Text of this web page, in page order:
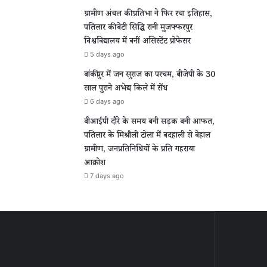
ग्रामीण अंचल की प्रतिभा ने फिर रचा इतिहास,
पतिलार की बेटी सिद्धि रानी मुजफ्फरपुर
विश्वविद्यालय में बनीं असिस्टेंट प्रोफेसर
5 days ago
बांकीपुर में जन सुराज का परचम, बीजेपी के 30
साल पुराने अभेद्य किले में सेंध
6 days ago
वीआईपी दौरे के समय बनी सड़क बनी आफत,
पतिलार के मिश्रौली टोला में बदहाली से बेहाल
ग्रामीण, जनप्रतिनिधियों के प्रति गहराया
आक्रोश
7 days ago